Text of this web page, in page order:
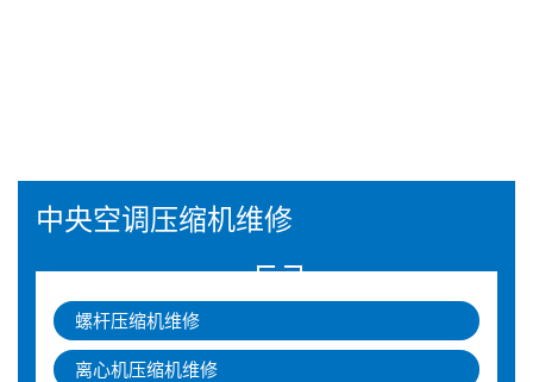
中央空调压缩机维修
螺杆压缩机维修
离心机压缩机维修